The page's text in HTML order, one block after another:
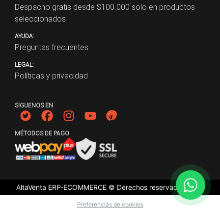
Despacho gratis desde $100.000 solo en productos
seleccionados
AYUDA:
Preguntas frecuentes
LEGAL:
Políticas y privacidad
SIGUENOS EN
MÉTODOS DE PAGO
AltaVenta ERP-ECOMMERCE © Derechos reservados 2026
Preferencias de cookies